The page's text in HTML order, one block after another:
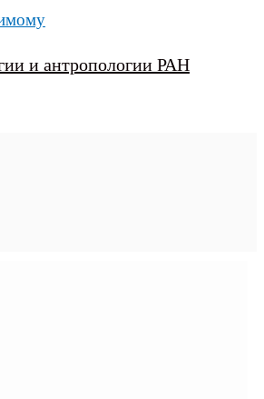
и антропологии РАН